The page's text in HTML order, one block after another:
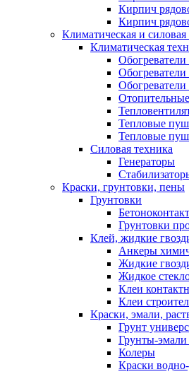
Кирпич
Кирпич
Климатическая и силовая
Климатическая
Тепловые
Тепловые
Силовая техника
Генераторы
Краски, грунтовки, пены
Грунтовки
Бетоноконтакт
Грунтовки
Клей, жидкие
Анкеры
Жидкие
Жидкое
Клеи
Клеи
Краски, эмали,
Грунт
Грунты-эмали
Колеры
Краски